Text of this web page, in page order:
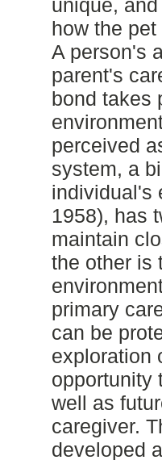
unique,
how the
A person's
parent's
bond takes
perceived
system, a
individual's
1958), has
maintain
the other is
primary
can be
exploration
opportunity
well as
caregiver.
developed